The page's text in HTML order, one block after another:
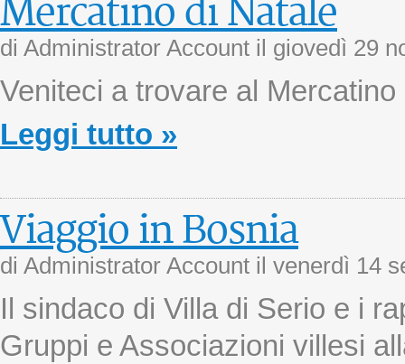
Mercatino di Natale
di Administrator Account il giovedì 29
Veniteci a trovare al
Leggi tutto »
Viaggio in Bosnia
di Administrator Account il venerdì 14
Il sindaco di Villa di Serio e i
Gruppi e Associazioni villesi